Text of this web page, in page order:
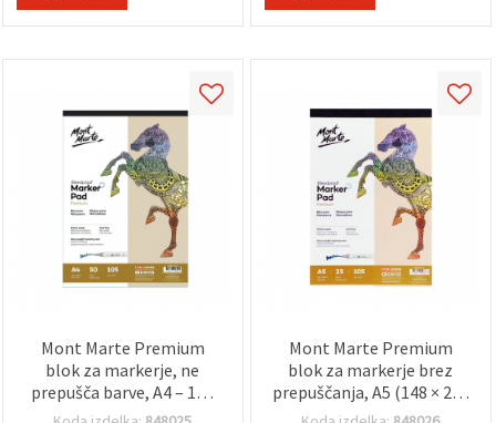
Mont Marte Premium
blok za markerje, ne
prepušča barve, A4 – 105
g/m², 50 listov |
Mont Marte Premium
blok za markerje brez
prepuščanja, A5 (148 × 210
mm), 105 g/m², 25 listov –